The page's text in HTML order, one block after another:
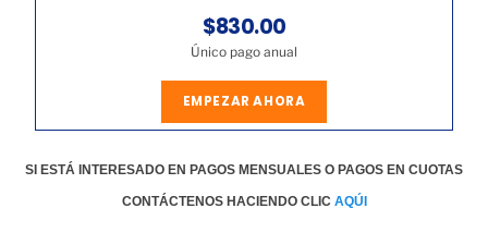
$830.00
Único pago anual
EMPEZAR AHORA
SI ESTÁ INTERESADO EN PAGOS MENSUALES O PAGOS EN CUOTAS
CONTÁCTENOS HACIENDO CLIC AQÚI